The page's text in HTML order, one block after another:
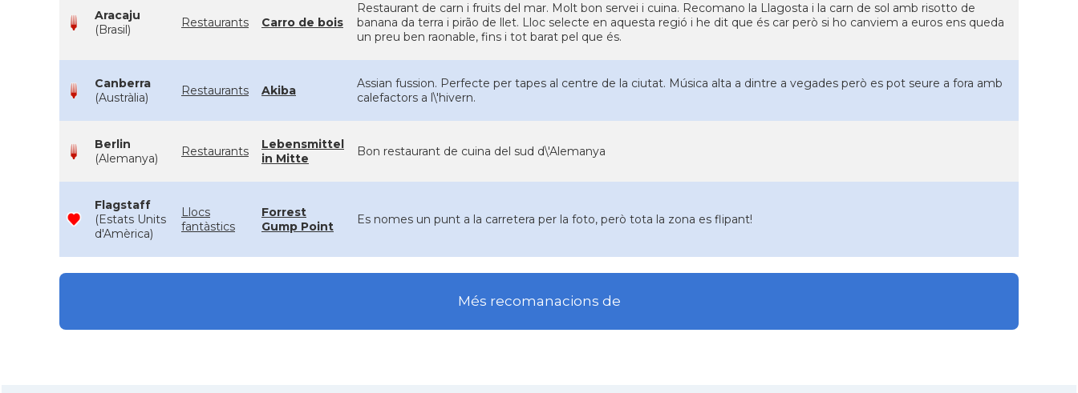
Aracaju
(Brasil)
Restaurants Carro de bois
Restaurant de carn i fruits del mar. Molt bon servei i cuina. Recomano la Llagosta i la carn de sol amb risotto de
banana da terra i pirão de llet. Lloc selecte en aquesta regió i he dit que és car però si ho canviem a euros ens queda
un preu ben raonable, fins i tot barat pel que és.
Canberra
(Austràlia)
Restaurants Akiba
Assian fussion. Perfecte per tapes al centre de la ciutat. Música alta a dintre a vegades però es pot seure a fora amb
calefactors a l\'hivern.
Berlin
(Alemanya)
Restaurants
Lebensmittel
in Mitte
Bon restaurant de cuina del sud d\'Alemanya
Flagstaff
(Estats Units
d'Amèrica)
Llocs
fantàstics
Forrest
Gump Point
Es nomes un punt a la carretera per la foto, però tota la zona es flipant!
Més recomanacions de